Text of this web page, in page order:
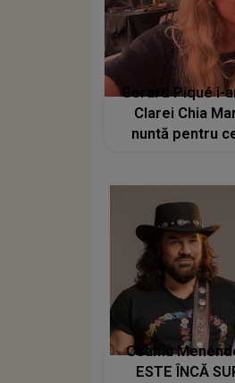
Gerard Piqué i-
Clarei Chia
nuntă pentru
Osamu
ESTE ÎNCĂ